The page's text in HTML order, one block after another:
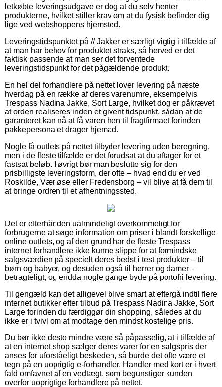
letkøbte leveringsudgave er dog at du selv henter
produkterne, hvilket stiller krav om at du fysisk befinder dig
lige ved webshoppens hjemsted.
Leveringstidspunktet på // Jakker er særligt vigtig i tilfælde af
at man har behov for produktet straks, så herved er det
faktisk passende at man ser det forventede
leveringstidspunkt for det pågældende produkt.
En hel del forhandlere på nettet lover levering på næste
hverdag på en række af deres varenumre, eksempelvis
Trespass Nadina Jakke, Sort Large, hvilket dog er påkrævet
at orden realiseres inden et givent tidspunkt, sådan at de
garanteret kan nå at få varen hen til fragtfirmaet forinden
pakkepersonalet drager hjemad.
Nogle få outlets på nettet tilbyder levering uden beregning,
men i de fleste tilfælde er det forudsat at du aftager for et
fastsat beløb. I øvrigt bør man beslutte sig for den
prisbilligste leveringsform, der ofte – hvad end du er ved
Roskilde, Værløse eller Fredensborg – vil blive at få dem til
at bringe ordren til et afhentningssted.
Det er efterhånden ualmindeligt overkommeligt for
forbrugerne at søge information om priser i blandt forskellige
online outlets, og af den grund har de fleste Trespass
internet forhandlere ikke kunne slippe for at formindske
salgsværdien på specielt deres bedst i test produkter – til
børn og babyer, og desuden også til herrer og damer –
betragteligt, og endda nogle gange byde på portofri levering.
Til gengæld kan det alligevel blive smart at eftergå indtil flere
internet butikker efter tilbud på Trespass Nadina Jakke, Sort
Large forinden du færdiggør din shopping, således at du
ikke er i tvivl om at modtage den mindst kostelige pris.
Du bør ikke desto mindre være så påpasselig, at i tilfælde af
at en internet shop sælger deres varer for en salgspris der
anses for uforståeligt beskeden, så burde det ofte være et
tegn på en uoprigtig e-forhandler. Handler med kort er i hvert
fald omfavnet af en vedtægt, som begunstiger kunden
overfor uoprigtige forhandlere på nettet.